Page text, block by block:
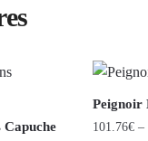
Capuche
Peignoir
101.76€ –